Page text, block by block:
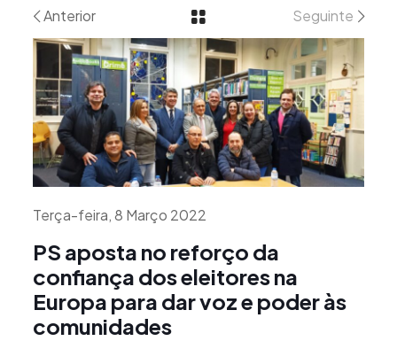
Anterior Seguinte
Terça-feira, 8 Março 2022
PS aposta no reforço da
confiança dos eleitores na
Europa para dar voz e poder às
comunidades